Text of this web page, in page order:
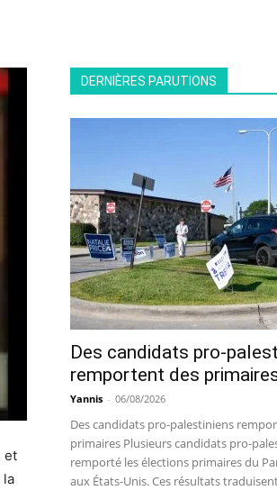
et
la
DERNIÈRES PARUTIONS
Des candidats pro-
remportent des
Yannis - 06/08/2026
Des candidats pro-palestiniens
primaires Plusieurs candidats pro-
remporté les élections primaires du
aux États-Unis. Ces résultats